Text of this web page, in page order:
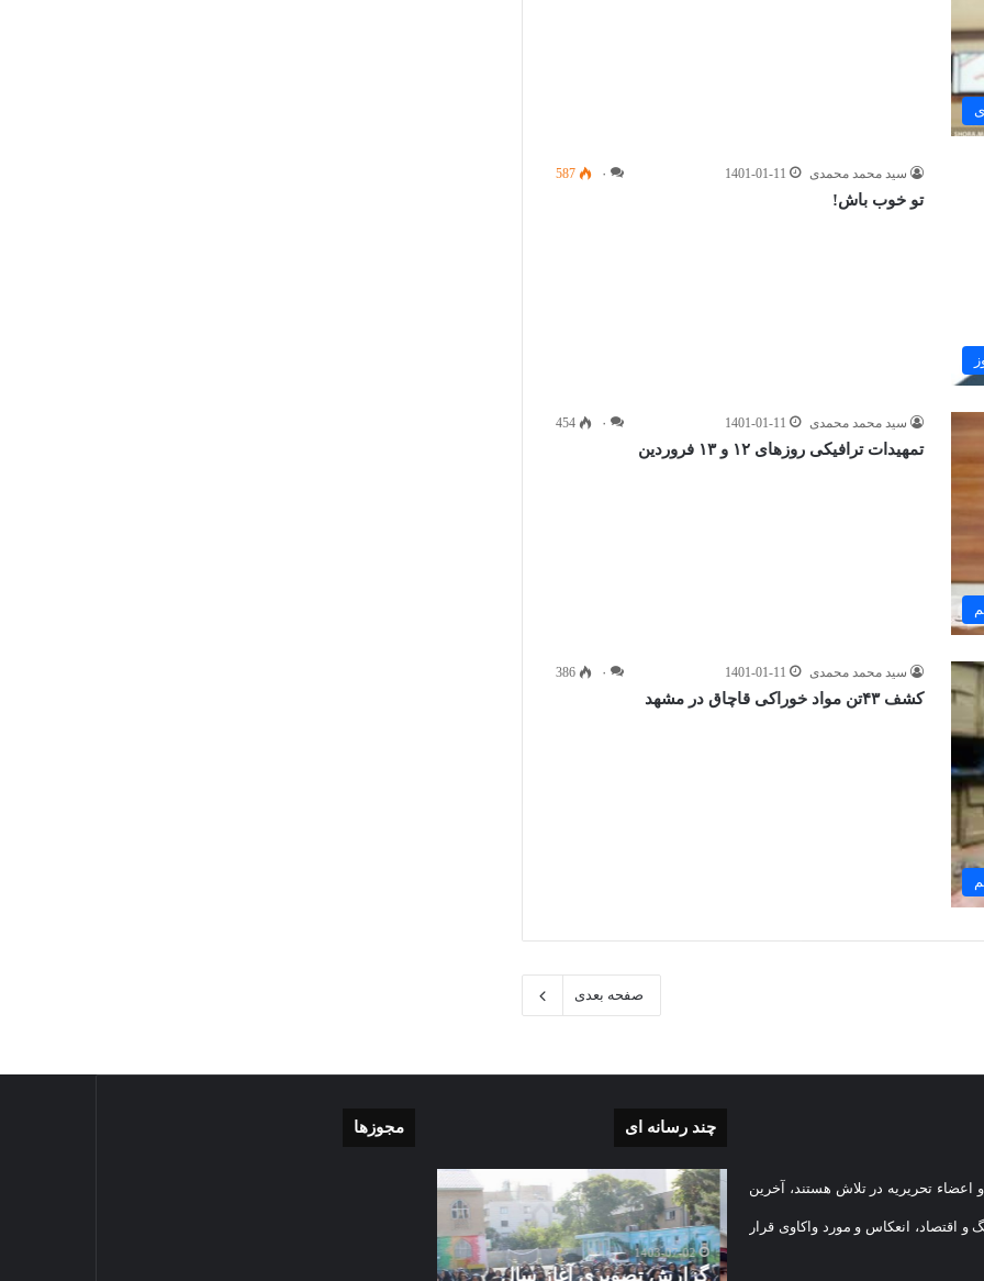
سید محمد محمدی 1401-01-11 ۰ 587
تو خوب باش!
سید محمد محمدی 1401-01-11 ۰ 454
تمهیدات ترافیکی روزهای ۱۲ و ۱۳ فروردین
سید محمد محمدی 1401-01-11 ۰ 386
کشف ۴۳تن مواد خوراکی قاچاق در مشهد
صفحه بعدی
تحریریه در تلاش هستند، آخرین
اقتصاد، انعکاس و مورد واکاوی قرار
چند رسانه ای
گزارش
تصویری
آغاز
سال
تحصیلی
1403-07-02
گزارش تصویری آغاز سال
مجوزها